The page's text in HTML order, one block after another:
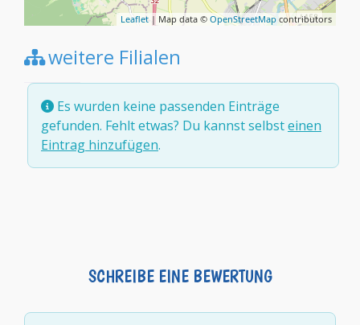
Leaflet | Map data © OpenStreetMap contributors
weitere Filialen
Es wurden keine passenden Einträge
gefunden. Fehlt etwas? Du kannst selbsteinen
Eintrag hinzufügen.
SCHREIBE EINE BEWERTUNG